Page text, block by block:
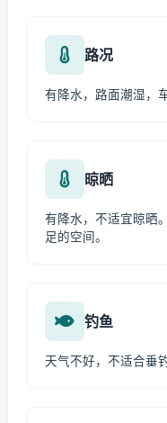
路况
有降水，路面潮湿，
晾晒
有降水，不适宜晾晒
足的空间。
钓鱼
天气不好，不适合垂钓